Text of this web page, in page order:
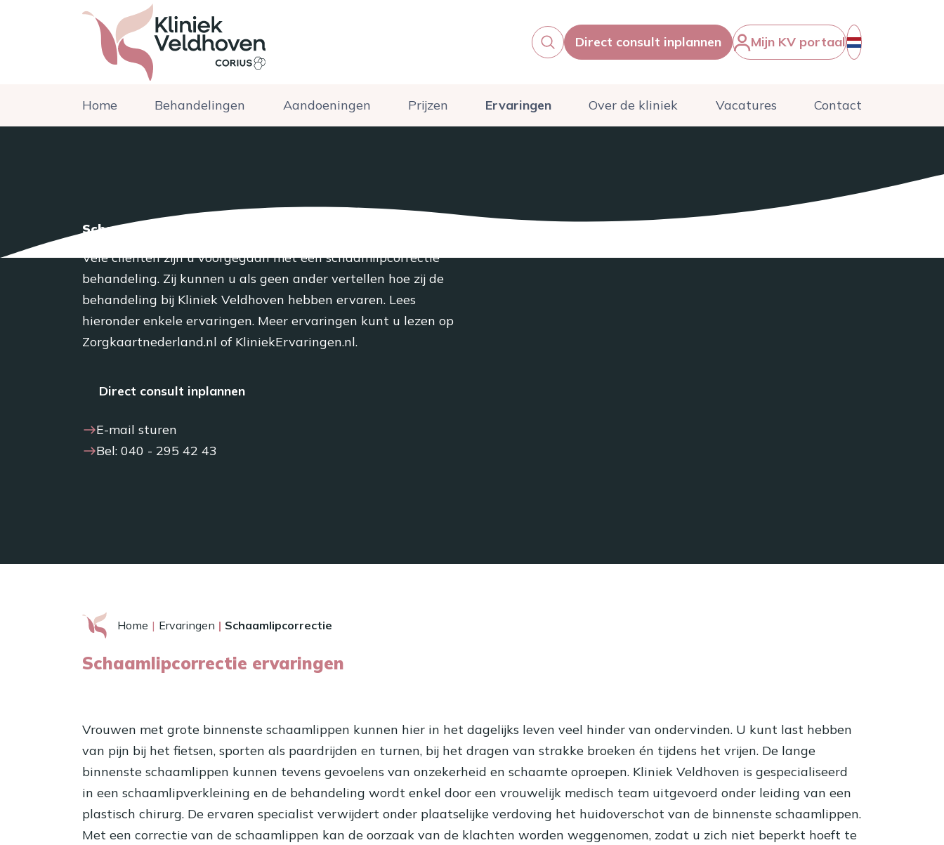
Direct consult inplannen Mijn KV portaal
Home Behandelingen Aandoeningen Prijzen Ervaringen Over de kliniek Vacatures Contact
Schaamlipcorrectie ervaringen
Vele cliënten zijn u voorgegaan met een schaamlipcorrectie
behandeling. Zij kunnen u als geen ander vertellen hoe zij de
behandeling bij Kliniek Veldhoven hebben ervaren. Lees
hieronder enkele ervaringen. Meer ervaringen kunt u lezen op
Zorgkaartnederland.nl of KliniekErvaringen.nl.
Direct consult inplannen
E-mail sturen
Bel: 040 - 295 42 43
Home Ervaringen Schaamlipcorrectie
Schaamlipcorrectie ervaringen
Vrouwen met grote binnenste schaamlippen kunnen hier in het dagelijks leven veel hinder van ondervinden. U kunt last hebben
van pijn bij het fietsen, sporten als paardrijden en turnen, bij het dragen van strakke broeken én tijdens het vrijen. De lange
binnenste schaamlippen kunnen tevens gevoelens van onzekerheid en schaamte oproepen. Kliniek Veldhoven is gespecialiseerd
in een schaamlipverkleining en de behandeling wordt enkel door een vrouwelijk medisch team uitgevoerd onder leiding van een
plastisch chirurg. De ervaren specialist verwijdert onder plaatselijke verdoving het huidoverschot van de binnenste schaamlippen.
Met een correctie van de schaamlippen kan de oorzaak van de klachten worden weggenomen, zodat u zich niet beperkt hoeft te